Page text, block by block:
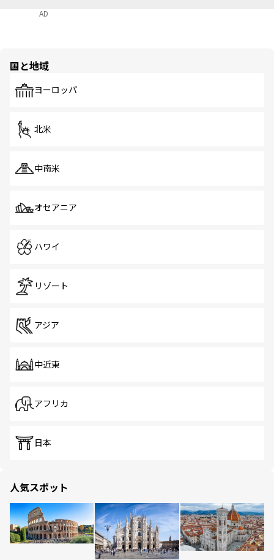
AD
国と地域
ヨーロッパ
北米
中南米
オセアニア
ハワイ
リゾート
アジア
中近東
アフリカ
日本
人気スポット